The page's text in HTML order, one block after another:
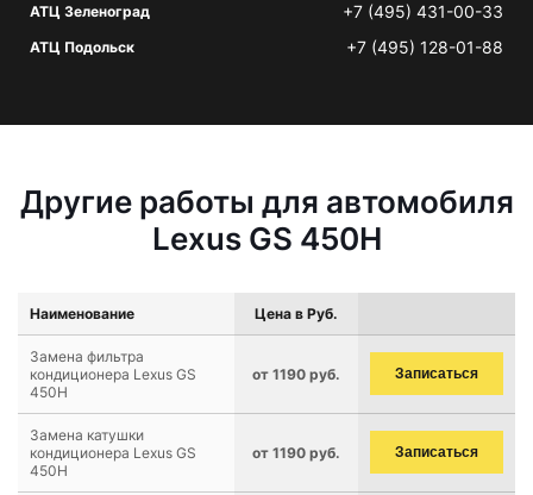
АТЦ Зеленоград +7 (495) 431-00-33
АТЦ Подольск +7 (495) 128-01-88
Другие работы для автомобиля
Lexus GS 450H
Наименование Цена в Руб.
Замена фильтра
кондиционера Lexus GS
450H
от 1190 руб. Записаться
Замена катушки
кондиционера Lexus GS
450H
от 1190 руб. Записаться